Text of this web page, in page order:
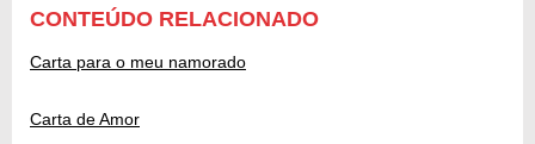
CONTEÚDO RELACIONADO
Carta para o meu namorado
Carta de Amor